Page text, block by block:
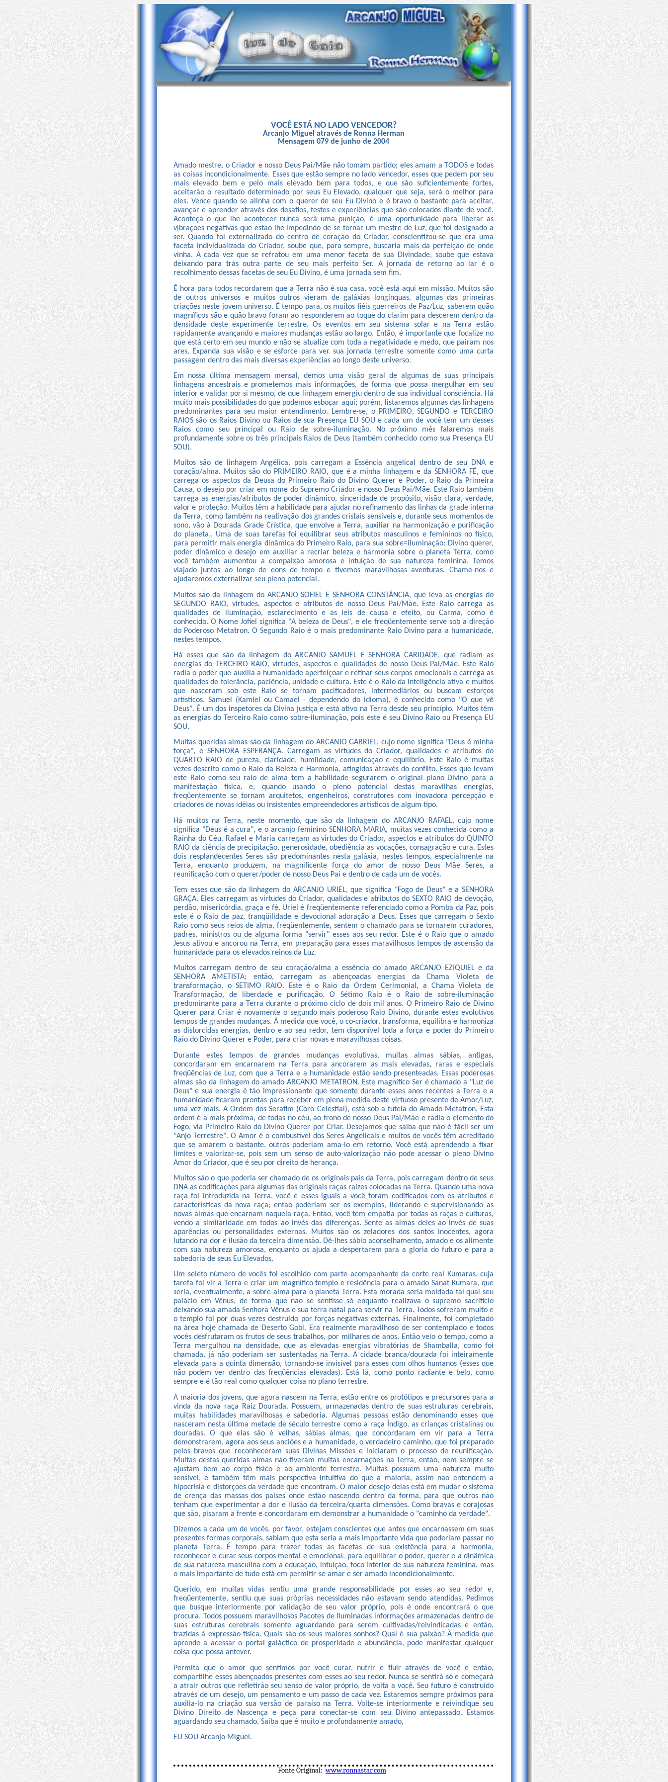
VOCÊ ESTÁ NO LADO VENCEDOR?
Arcanjo Miguel através de Ronna Herman
Mensagem 079 de junho de 2004
Amado mestre, o Criador e nosso Deus Pai/Mãe não tomam partido; eles amam a TODOS e todas
as coisas incondicionalmente. Esses que estão sempre no lado vencedor, esses que pedem por seu
mais elevado bem e pelo mais elevado bem para todos, e que são suficientemente fortes,
aceitarão o resultado determinado por seus Eu Elevado, qualquer que seja, será o melhor para
eles. Vence quando se alinha com o querer de seu Eu Divino e é bravo o bastante para aceitar,
avançar e aprender através dos desafios, testes e experiências que são colocados diante de você.
Aconteça o que lhe acontecer nunca será uma punição, é uma oportunidade para liberar as
vibrações negativas que estão lhe impedindo de se tornar um mestre de Luz, que foi designado a
ser. Quando foi externalizado do centro de coração do Criador, conscientizou-se que era uma
faceta individualizada do Criador, soube que, para sempre, buscaria mais da perfeição de onde
vinha. A cada vez que se refratou em uma menor faceta de sua Divindade, soube que estava
deixando para trás outra parte de seu mais perfeito Ser. A jornada de retorno ao lar é o
recolhimento dessas facetas de seu Eu Divino, é uma jornada sem fim.
É hora para todos recordarem que a Terra não é sua casa, você está aqui em missão. Muitos são
de outros universos e muitos outros vieram de galáxias longínquas, algumas das primeiras
criações neste jovem universo. É tempo para, os muitos fiéis guerreiros de Paz/Luz, saberem quão
magníficos são e quão bravo foram ao responderem ao toque do clarim para descerem dentro da
densidade deste experimente terrestre. Os eventos em seu sistema solar e na Terra estão
rapidamente avançando e maiores mudanças estão ao largo. Então, é importante que focalize no
que está certo em seu mundo e não se atualize com toda a negatividade e medo, que pairam nos
ares. Expanda sua visão e se esforce para ver sua jornada terrestre somente como uma curta
passagem dentro das mais diversas experiências ao longo deste universo.
Em nossa última mensagem mensal, demos uma visão geral de algumas de suas principais
linhagens ancestrais e prometemos mais informações, de forma que possa mergulhar em seu
interior e validar por si mesmo, de que linhagem emergiu dentro de sua individual consciência. Há
muito mais possibilidades do que podemos esboçar aqui; porém, listaremos algumas das linhagens
predominantes para seu maior entendimento. Lembre-se, o PRIMEIRO, SEGUNDO e TERCEIRO
RAIOS são os Raios Divino ou Raios de sua Presença EU SOU e cada um de você tem um desses
Raios como seu principal ou Raio de sobre-iluminação. No próximo mês falaremos mais
profundamente sobre os três principais Raios de Deus (também conhecido como sua Presença EU
SOU).
Muitos são de linhagem Angélica, pois carregam a Essência angelical dentro de seu DNA e
coração/alma. Muitos são do PRIMEIRO RAIO, que é a minha linhagem e da SENHORA FÉ, que
carrega os aspectos da Deusa do Primeiro Raio do Divino Querer e Poder, o Raio da Primeira
Causa, o desejo por criar em nome do Supremo Criador e nosso Deus Pai/Mãe. Este Raio também
carrega as energias/atributos de poder dinâmico, sinceridade de propósito, visão clara, verdade,
valor e proteção. Muitos têm a habilidade para ajudar no refinamento das linhas da grade interna
da Terra, como também na reativação dos grandes cristais sensíveis e, durante seus momentos de
sono, vão à Dourada Grade Crística, que envolve a Terra, auxiliar na harmonização e purificação
do planeta.. Uma de suas tarefas foi equilibrar seus atributos masculinos e femininos no físico,
para permitir mais energia dinâmica do Primeiro Raio, para sua sobre=iluminação: Divino querer,
poder dinâmico e desejo em auxiliar a recriar beleza e harmonia sobre o planeta Terra, como
você também aumentou a compaixão amorosa e intuição de sua natureza feminina. Temos
viajado juntos ao longo de eons de tempo e tivemos maravilhosas aventuras. Chame-nos e
ajudaremos externalizar seu pleno potencial.
Muitos são da linhagem do ARCANJO SOFIEL E SENHORA CONSTÂNCIA, que leva as energias do
SEGUNDO RAIO, virtudes, aspectos e atributos de nosso Deus Pai/Mãe. Este Raio carrega as
qualidades de iluminação, esclarecimento e as leis de causa e efeito, ou Carma, como é
conhecido. O Nome Jofiel significa "A beleza de Deus", e ele freqüentemente serve sob a direção
do Poderoso Metatron. O Segundo Raio é o mais predominante Raio Divino para a humanidade,
nestes tempos.
Há esses que são da linhagem do ARCANJO SAMUEL E SENHORA CARIDADE, que radiam as
energias do TERCEIRO RAIO, virtudes, aspectos e qualidades de nosso Deus Pai/Mãe. Este Raio
radia o poder que auxilia a humanidade aperfeiçoar e refinar seus corpos emocionais e carrega as
qualidades de tolerância, paciência, unidade e cultura. Este é o Raio da inteligência ativa e muitos
que nasceram sob este Raio se tornam pacificadores, intermediários ou buscam esforços
artísticos. Samuel (Kamiel ou Camael - dependendo do idioma), é conhecido como "O que vê
Deus". É um dos inspetores da Divina justiça e está ativo na Terra desde seu princípio. Muitos têm
as energias do Terceiro Raio como sobre-iluminação, pois este é seu Divino Raio ou Presença EU
SOU.
Muitas queridas almas são da linhagem do ARCANJO GABRIEL, cujo nome significa "Deus é minha
força", e SENHORA ESPERANÇA. Carregam as virtudes do Criador, qualidades e atributos do
QUARTO RAIO de pureza, claridade, humildade, comunicação e equilíbrio. Este Raio é muitas
vezes descrito como o Raio da Beleza e Harmonia, atingidos através do conflito. Esses que levam
este Raio como seu raio de alma tem a habilidade segurarem o original plano Divino para a
manifestação física, e, quando usando o pleno potencial destas maravilhas energias,
freqüentemente se tornam arquitetos, engenheiros, construtores com inovadora percepção e
criadores de novas idéias ou insistentes empreendedores artísticos de algum tipo.
Há muitos na Terra, neste momento, que são da linhagem do ARCANJO RAFAEL, cujo nome
significa "Deus é a cura", e o arcanjo feminino SENHORA MARIA, muitas vezes conhecida como a
Rainha do Céu. Rafael e Maria carregam as virtudes do Criador, aspectos e atributos do QUINTO
RAIO da ciência de precipitação, generosidade, obediência as vocações, consagração e cura. Estes
dois resplandecentes Seres são predominantes nesta galáxia, nestes tempos, especialmente na
Terra, enquanto produzem, na magnificente força do amor de nosso Deus Mãe Seres, a
reunificação com o querer/poder de nosso Deus Pai e dentro de cada um de vocês.
Tem esses que são da linhagem do ARCANJO URIEL, que significa "Fogo de Deus" e a SENHORA
GRAÇA. Eles carregam as virtudes do Criador, qualidades e atributos do SEXTO RAIO de devoção,
perdão, misericórdia, graça e fé. Uriel é freqüentemente referenciado como a Pomba da Paz, pois
este é o Raio de paz, tranqüilidade e devocional adoração a Deus. Esses que carregam o Sexto
Raio como seus reios de alma, freqüentemente, sentem o chamado para se tornarem curadores,
padres, ministros ou de alguma forma "servir" esses aos seu redor. Este é o Raio que o amado
Jesus ativou e ancorou na Terra, em preparação para esses maravilhosos tempos de ascensão da
humanidade para os elevados reinos da Luz.
Muitos carregam dentro de seu coração/alma a essência do amado ARCANJO EZIQUIEL e da
SENHORA AMETISTA; então, carregam as abençoadas energias da Chama Violeta de
transformação, o SETIMO RAIO. Este é o Raio da Ordem Cerimonial, a Chama Violeta de
Transformação, de liberdade e purificação. O Sétimo Raio é o Raio de sobre-iluminação
predominante para a Terra durante o próximo ciclo de dois mil anos. O Primeiro Raio de Divino
Querer para Criar é novamente o segundo mais poderoso Raio Divino, durante estes evolutivos
tempos de grandes mudanças. À medida que você, o co-criador, transforma, equilibra e harmoniza
as distorcidas energias, dentro e ao seu redor, tem disponível toda a força e poder do Primeiro
Raio do Divino Querer e Poder, para criar novas e maravilhosas coisas.
Durante estes tempos de grandes mudanças evolutivas, muitas almas sábias, antigas,
concordaram em encarnarem na Terra para ancorarem as mais elevadas, raras e especiais
freqüências de Luz, com que a Terra e a humanidade estão sendo presenteadas. Essas poderosas
almas são da linhagem do amado ARCANJO METATRON. Este magnífico Ser é chamado a "Luz de
Deus" e sua energia é tão impressionante que somente durante esses anos recentes a Terra e a
humanidade ficaram prontas para receber em plena medida deste virtuoso presente de Amor/Luz,
uma vez mais. A Ordem dos Serafim (Coro Celestial), está sob a tutela do Amado Metatron. Esta
ordem é a mais próxima, de todas no céu, ao trono de nosso Deus Pai/Mãe e radia o elemento do
Fogo, via Primeiro Raio do Divino Querer por Criar. Desejamos que saiba que não é fácil ser um
"Anjo Terrestre". O Amor é o combustível dos Seres Angelicais e muitos de vocês têm acreditado
que se amarem o bastante, outros poderiam ama-lo em retorno. Você está aprendendo a fixar
limites e valorizar-se, pois sem um senso de auto-valorização não pode acessar o pleno Divino
Amor do Criador, que é seu por direito de herança.
Muitos são o que poderia ser chamado de os originais pais da Terra, pois carregam dentro de seus
DNA as codificações para algumas das originais raças raízes colocadas na Terra. Quando uma nova
raça foi introduzida na Terra, você e esses iguais a você foram codificados com os atributos e
características da nova raça; então poderiam ser os exemplos, liderando e supervisionando as
novas almas que encarnam naquela raça. Então, você tem empatia por todas as raças e culturas,
vendo a similaridade em todos ao invés das diferenças. Sente as almas deles ao invés de suas
aparências ou personalidades externas. Muitos são os zeladores dos santos inocentes, agora
lutando na dor e ilusão da terceira dimensão. Dê-lhes sábio aconselhamento, amado e os alimente
com sua natureza amorosa, enquanto os ajuda a despertarem para a gloria do futuro e para a
sabedoria de seus Eu Elevados.
Um seleto número de vocês foi escolhido com parte acompanhante da corte real Kumaras, cuja
tarefa foi vir a Terra e criar um magnífico templo e residência para o amado Sanat Kumara, que
seria, eventualmente, a sobre-alma para o planeta Terra. Esta morada seria moldada tal qual seu
palácio em Vênus, de forma que não se sentisse só enquanto realizava o supremo sacrifício
deixando sua amada Senhora Vênus e sua terra natal para servir na Terra. Todos sofreram muito e
o templo foi por duas vezes destruído por forças negativas externas. Finalmente, foi completado
na área hoje chamada de Deserto Gobi. Era realmente maravilhoso de ser contemplado e todos
vocês desfrutaram os frutos de seus trabalhos, por milhares de anos. Então veio o tempo, como a
Terra mergulhou na densidade, que as elevadas energias vibratórias de Shamballa, como foi
chamada, já não poderiam ser sustentadas na Terra. A cidade branca/dourada foi inteiramente
elevada para a quinta dimensão, tornando-se invisível para esses com olhos humanos (esses que
não podem ver dentro das freqüências elevadas). Está lá, como ponto radiante e belo, como
sempre e é tão real como qualquer coisa no plano terrestre.
A maioria dos jovens, que agora nascem na Terra, estão entre os protótipos e precursores para a
vinda da nova raça Raiz Dourada. Possuem, armazenadas dentro de suas estruturas cerebrais,
muitas habilidades maravilhosas e sabedoria. Algumas pessoas estão denominando esses que
nasceram nesta última metade de século terrestre como a raça Índigo, as crianças cristalinas ou
douradas. O que elas são é velhas, sábias almas, que concordaram em vir para a Terra
demonstrarem, agora aos seus anciões e a humanidade, o verdadeiro caminho, que foi preparado
pelos bravos que reconheceram suas Divinas Missões e iniciaram o processo de reunificação.
Muitas destas queridas almas não tiveram muitas encarnações na Terra, então, nem sempre se
ajustam bem ao corpo físico e ao ambiente terrestre. Muitas possuem uma natureza muito
sensível, e também têm mais perspectiva intuitiva do que a maioria, assim não entendem a
hipocrisia e distorções da verdade que encontram. O maior desejo delas está em mudar o sistema
de crença das massas dos países onde estão nascendo dentro da forma, para que outros não
tenham que experimentar a dor e ilusão da terceira/quarta dimensões. Como bravas e corajosas
que são, pisaram a frente e concordaram em demonstrar a humanidade o "caminho da verdade".
Dizemos a cada um de vocês, por favor, estejam conscientes que antes que encarnassem em suas
presentes formas corporais, sabiam que esta seria a mais importante vida que poderiam passar no
planeta Terra. É tempo para trazer todas as facetas de sua existência para a harmonia,
reconhecer e curar seus corpos mental e emocional, para equilibrar o poder, querer e a dinâmica
de sua natureza masculina com a educação, intuição, foco interior de sua natureza feminina, mas
o mais importante de tudo está em permitir-se amar e ser amado incondicionalmente.
Querido, em muitas vidas sentiu uma grande responsabilidade por esses ao seu redor e,
freqüentemente, sentiu que suas próprias necessidades não estavam sendo atendidas. Pedimos
que busque interiormente por validação de seu valor próprio, pois é onde encontrará o que
procura. Todos possuem maravilhosos Pacotes de Iluminadas informações armazenadas dentro de
suas estruturas cerebrais somente aguardando para serem cultivadas/reivindicadas e então,
trazidas à expressão física. Quais são os seus maiores sonhos? Qual é sua paixão? À medida que
aprende a acessar o portal galáctico de prosperidade e abundância, pode manifestar qualquer
coisa que possa antever.
Permita que o amor que sentimos por você curar, nutrir e fluir através de você e então,
compartilhe esses abençoados presentes com esses ao seu redor. Nunca se sentirá só e começará
a atrair outros que refletirão seu senso de valor próprio, de volta a você. Seu futuro é construído
através de um desejo, um pensamento e um passo de cada vez. Estaremos sempre próximos para
auxilia-lo na criação sua versão de paraíso na Terra. Volte-se interiormente e reivindique seu
Divino Direito de Nascença e peça para conectar-se com seu Divino antepassado. Estamos
aguardando seu chamado. Saiba que é muito e profundamente amado,
EU SOU Arcanjo Miguel.
Fonte Original:www.ronnastar.com